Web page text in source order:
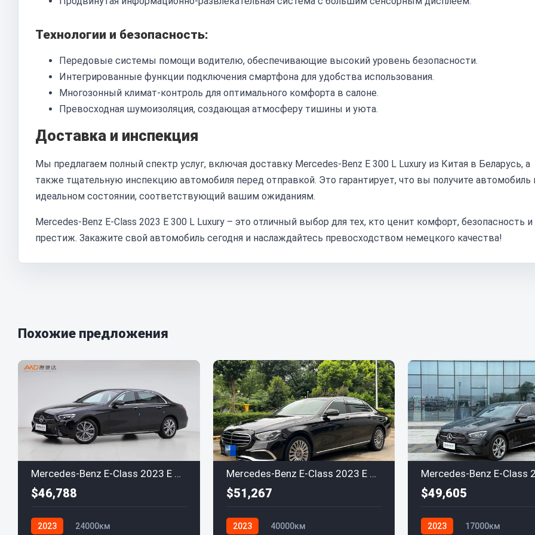
Технологии и безопасность:
Передовые системы помощи водителю, обеспечивающие высокий уровень безопасности.
Интегрированные функции подключения смартфона для удобства использования.
Многозонный климат-контроль для оптимального комфорта в салоне.
Превосходная шумоизоляция, создающая атмосферу тишины и уюта.
Доставка и инспекция
Мы предлагаем полный спектр услуг, включая доставку Mercedes-Benz E 300 L Luxury из Китая в Беларусь, а
также тщательную инспекцию автомобиля перед отправкой. Это гарантирует, что вы получите автомобиль
идеальном состоянии, соответствующий вашим ожиданиям.
Mercedes-Benz E-Class 2023 E 300 L Luxury – это отличный выбор для тех, кто ценит комфорт, безопасность и
престиж. Закажите свой автомобиль сегодня и наслаждайтесь превосходством немецкого качества!
Похожие предложения
Mercedes-Benz E-Class 2023 E 300 L Sport
$46,788
2023 24000км
Mercedes-Benz E-Class 2023 E 300 L Luxury
$51,267
2023 40000км
$49,605
2023 17000км